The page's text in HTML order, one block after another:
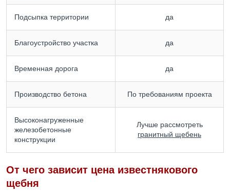
Подсыпка территории да
Благоустройство участка да
Временная дорога да
Производство бетона По требованиям проекта
Высоконагруженные
железобетонные
конструкции
Лучше рассмотреть
гранитный щебень
От чего зависит цена известнякового
щебня